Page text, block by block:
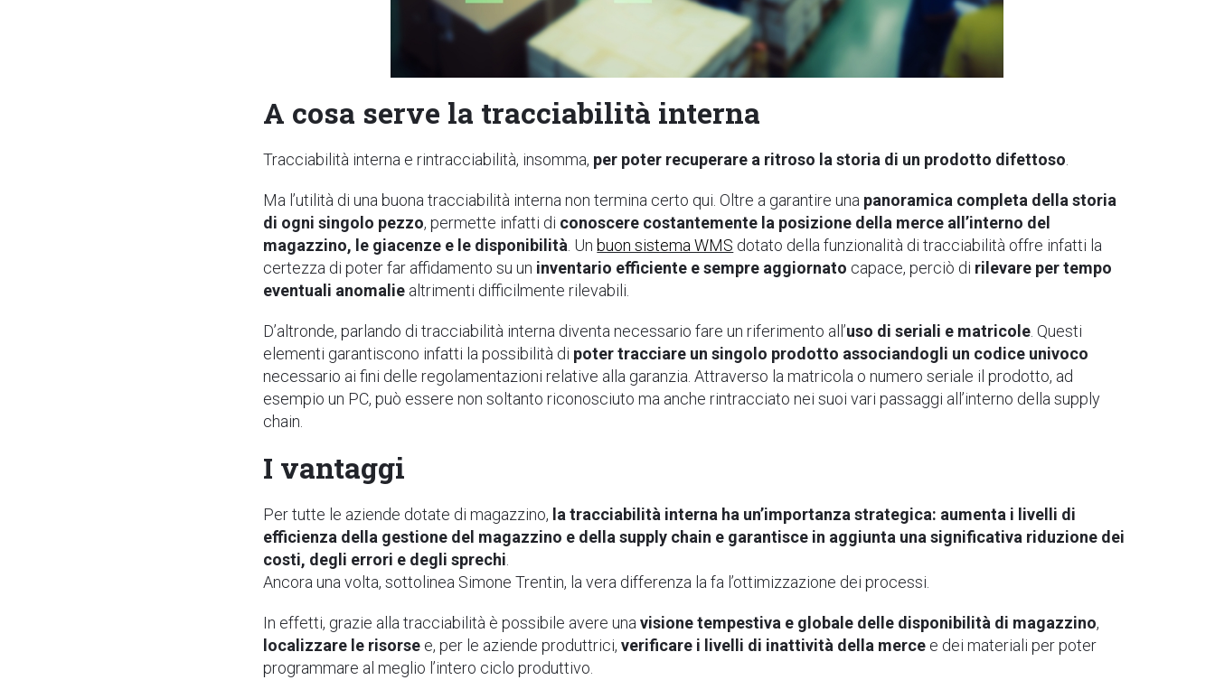
A cosa serve la tracciabilità interna
Tracciabilità interna e rintracciabilità, insomma, per poter recuperare a ritroso la storia di un prodotto difettoso
Ma l’utilità di una buona tracciabilità interna non termina certo qui. Oltre a garantire una panoramica completa della storia
di ogni singolo pezzo, permette infatti di conoscere costantemente la posizione della merce all’interno del
magazzino, le giacenze e le disponibilità . Un buon sistema WMS dotato della funzionalità di tracciabilità offre infatti la
certezza di poter far affidamento su un inventario efficiente e sempre aggiornato capace, perciò di rilevare per tempo
eventuali anomalie altrimenti difficilmente rilevabili.
D’altronde, parlando di tracciabilità interna diventa necessario fare un riferimento all’uso di seriali e matricole . Questi
elementi garantiscono infatti la possibilità di poter tracciare un singolo prodotto associandogli un codice univoco
necessario ai fini delle regolamentazioni relative alla garanzia. Attraverso la matricola o numero seriale il prodotto, ad
esempio un PC, può essere non soltanto riconosciuto ma anche rintracciato nei suoi vari passaggi all’interno della supply
chain.
I vantaggi
Per tutte le aziende dotate di magazzino, la tracciabilità interna ha un’importanza strategica: aumenta i livelli di
efficienza della gestione del magazzino e della supply chain e garantisce in aggiunta una significativa riduzione dei
costi, degli errori e degli sprechi
Ancora una volta, sottolinea Simone Trentin, la vera differenza la fa l’ottimizzazione dei processi.
In effetti, grazie alla tracciabilità è possibile avere unavisione tempestiva e globale delle disponibilità di magazzino,
localizzare le risorse e, per le aziende produttrici,verificare i livelli di inattività della merce e dei materiali per poter
programmare al meglio l’intero ciclo produttivo.